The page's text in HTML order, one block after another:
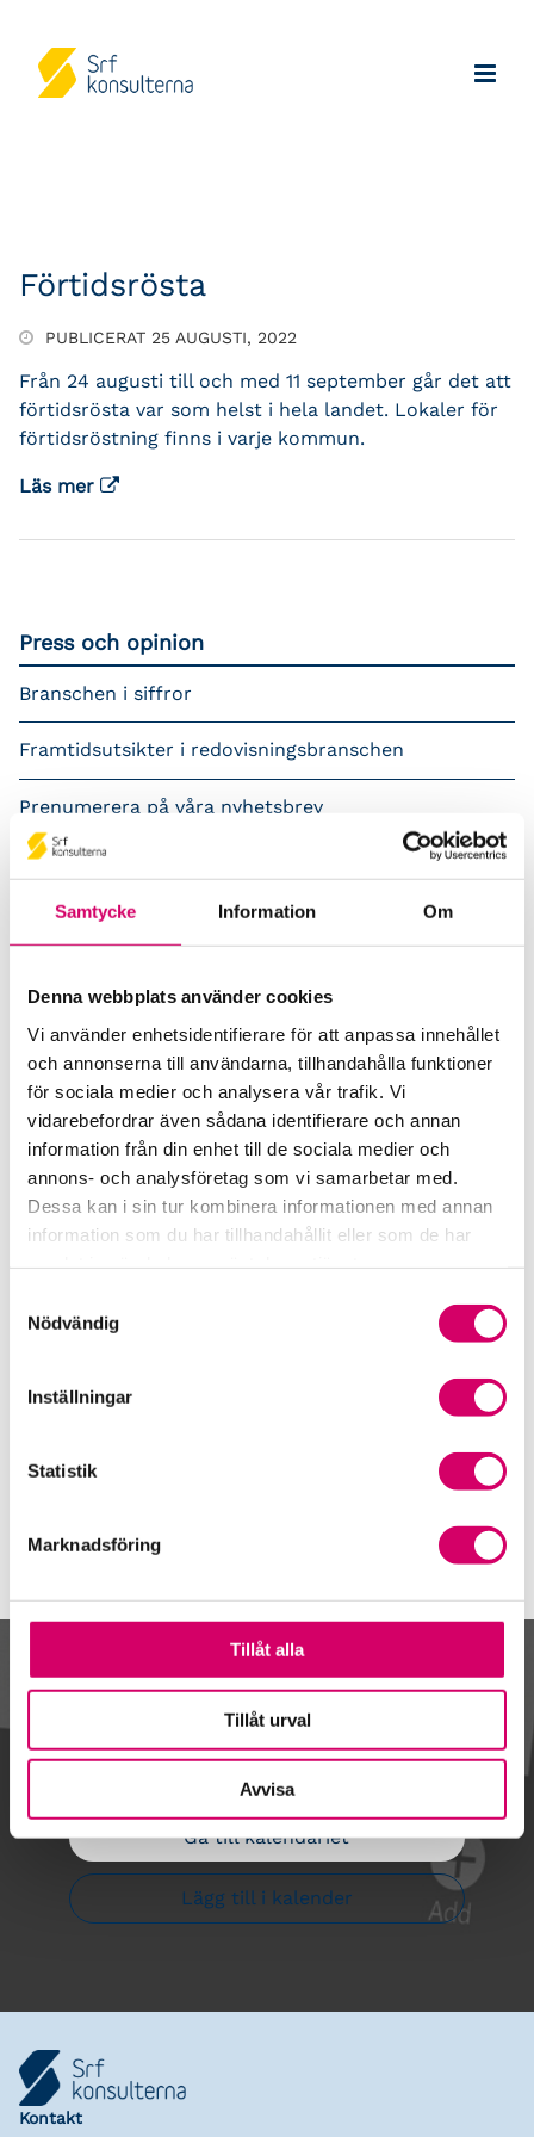
Samtycke Information Om
Denna webbplats använder cookies
Vi använder enhetsidentifierare för att anpassa innehållet
och annonserna till användarna, tillhandahålla funktioner
för sociala medier och analysera vår trafik. Vi
vidarebefordrar även sådana identifierare och annan
information från din enhet till de sociala medier och
annons- och analysföretag som vi samarbetar med.
Dessa kan i sin tur kombinera informationen med annan
information som du har tillhandahållit eller som de har
Nödvändig
Inställningar
Statistik
Marknadsföring
Tillåt alla
Tillåt urval
Avvisa
Förtidsrösta
PUBLICERAT 25 AUGUSTI, 2022
Från 24 augusti till och med 11 september går det att
förtidsrösta var som helst i hela landet. Lokaler för
förtidsröstning finns i varje kommun.
Läs mer
Press och opinion
Branschen i siffror
Framtidsutsikter i redovisningsbranschen
Prenumerera på våra nyhetsbrev
Pressrum
Påverkansarbete
Samverkan med myndigheter och organisationer
Srf Fokusrapport 2024 – insikter för hållbart
företagande
Våra nyhetskanaler
Tidningen Konsulten
Öppet brev till Myndigheten för yrkeshögskolan
Kalendarium
Gå till kalendariet
Lägg till i kalender
Kontakt